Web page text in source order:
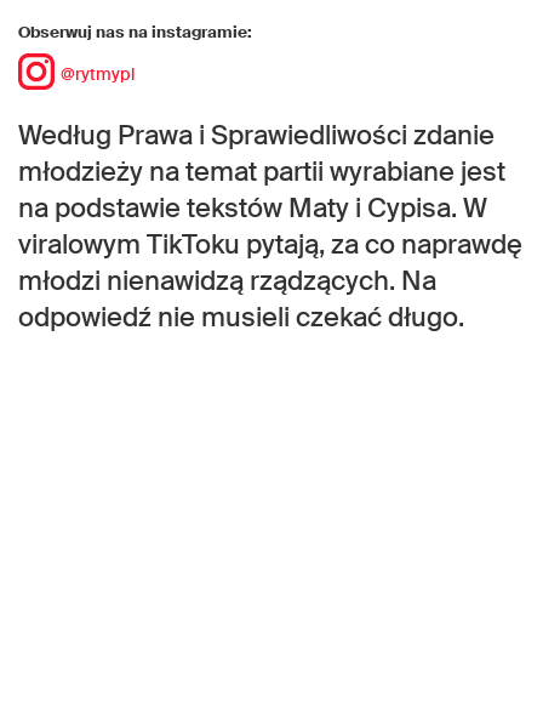
Obserwuj nas na instagramie:
@rytmypl
Według Prawa i Sprawiedliwości zdanie
młodzieży na temat partii wyrabiane jest
na podstawie tekstów Maty i Cypisa. W
viralowym TikToku pytają, za co naprawdę
młodzi nienawidzą rządzących. Na
odpowiedź nie musieli czekać długo.